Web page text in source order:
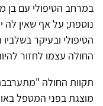
במרחב הטיפולי עם בן
נוספת; על אף שאין לה
הטיפולי ובעיקר
החולה עצמו לחזור
תקוות החולה
מוצגת בפני המטפל